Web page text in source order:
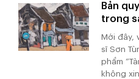
Bản
trong
Mới đây,
sĩ Sơn
phẩm
không